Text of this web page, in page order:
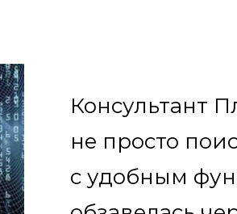
Консультант
не просто
с удобным